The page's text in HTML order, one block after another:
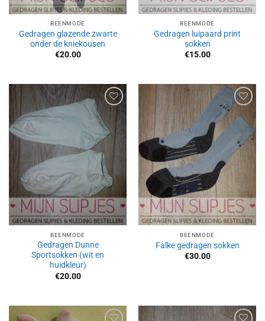
BEENMODE
Gedragen glazende zwarte
onder de kniekousen
€20.00
BEENMODE
Gedragen luipaard print
sokken
€15.00
Aan
verlanglijst
toevoegen
BEENMODE
Gedragen Dunne
Sportsokken (wit en
huidkleur)
€20.00
Aan
verlanglijst
toevoegen
BEENMODE
Falke gedragen sokken
€30.00